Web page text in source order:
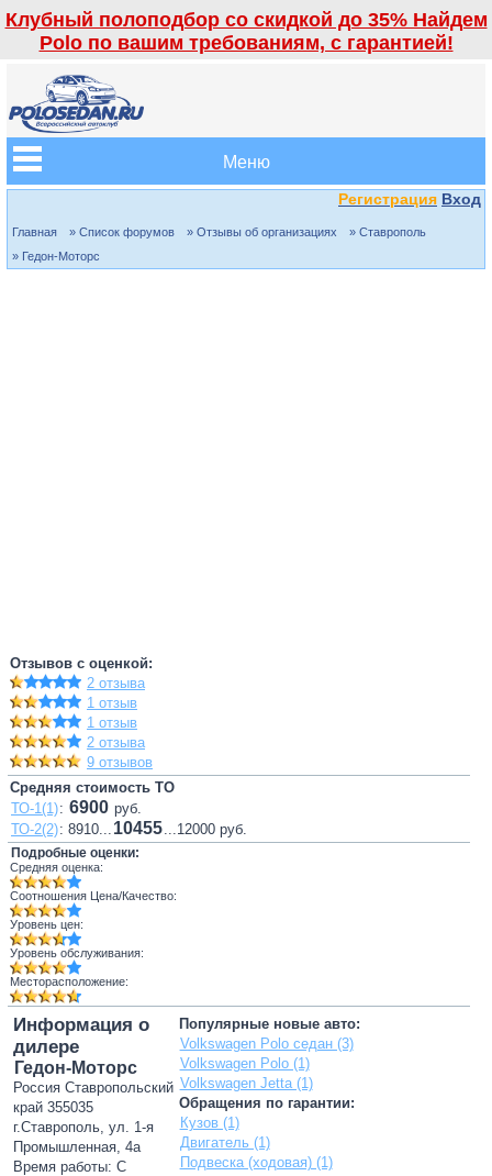
Клубный полоподбор со скидкой до 35% Найдем
Polo по вашим требованиям, с гарантией!
Меню
Регистрация Вход
Главная » Список форумов » Отзывы об организациях
» Ставрополь
» Гедон-Моторс
Отзывов с оценкой:
2 отзыва
1 отзыв
1 отзыв
2 отзыва
9 отзывов
Средняя стоимость ТО
ТО-1(1): 6900 руб.
ТО-2(2): 8910... 10455...12000 руб.
Подробные оценки:
Средняя оценка:
Соотношения Цена/Качество:
Уровень цен:
Уровень обслуживания:
Месторасположение:
Популярные новые авто:
Volkswagen Polo седан (3)
Volkswagen Polo (1)
Volkswagen Jetta (1)
Обращения по гарантии:
Кузов (1)
Двигатель (1)
Подвеска (ходовая) (1)
Информация о
дилере
Гедон-Моторс
Россия Ставропольский
край 355035
г.Ставрополь, ул. 1-я
Промышленная, 4а
Время работы: С